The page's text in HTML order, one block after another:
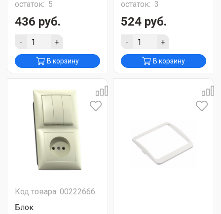
остаток: 5
436 руб.
- +
В корзину
остаток: 3
524 руб.
- +
В корзину
Код товара: 00222666
Блок